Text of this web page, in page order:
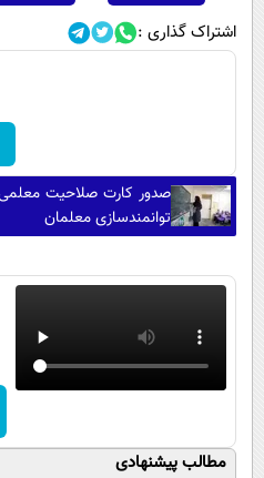
اشتراک گذاری :
توانمندسازی معلمان
مطالب پیشنهادی